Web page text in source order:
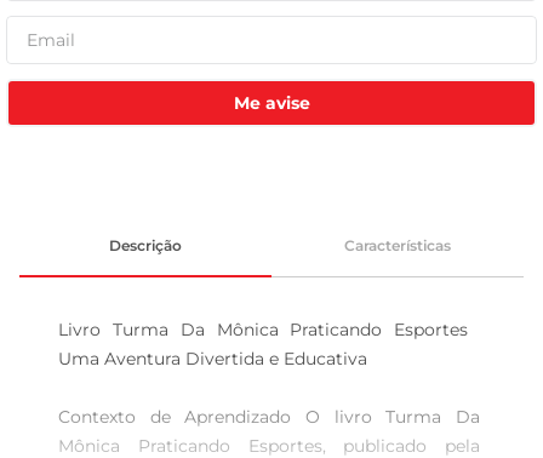
Me avise
Descrição Características
Livro Turma Da Mônica Praticando Esportes
Uma Aventura Divertida e Educativa
Contexto de Aprendizado O livro Turma Da
Mônica Praticando Esportes, publicado pela